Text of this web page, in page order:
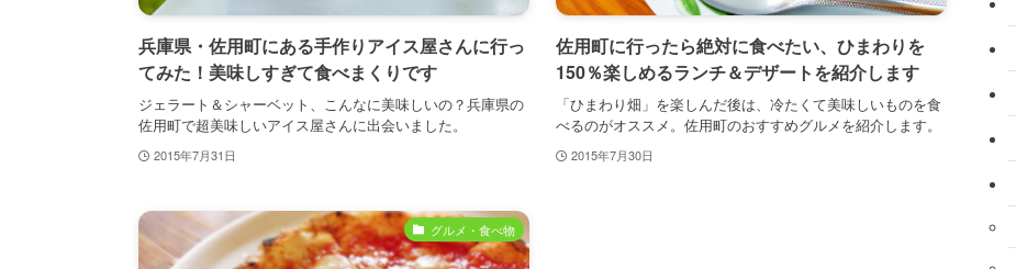
兵庫県・佐用町にある手作りアイス屋さんに行っ
てみた！美味しすぎて食べまくりです
ジェラート＆シャーベット、こんなに美味しいの？兵庫県の
佐用町で超美味しいアイス屋さんに出会いました。
2015年7月31日
佐用町に行ったら絶対に食べたい、ひまわりを
150％楽しめるランチ＆デザートを紹介します
「ひまわり畑」を楽しんだ後は、冷たくて美味しいものを食
べるのがオススメ。佐用町のおすすめグルメを紹介します。
2015年7月30日
グルメ・食べ物